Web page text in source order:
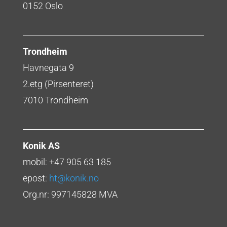
0152 Oslo
Trondheim
Havnegata 9
2.etg (Pirsenteret)
7010 Trondheim
Konik AS
mobil: +47 905 63 185
epost: ht@konik.no
Org.nr: 997145828 MVA